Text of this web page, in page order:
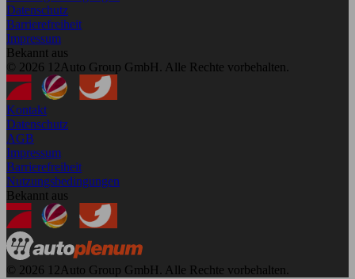
Datenschutz
Barrierefreiheit
Impressum
Bekannt aus
© 2026 12Auto Group GmbH. Alle Rechte vorbehalten.
Kontakt
Datenschutz
AGB
Impressum
Barrierefreiheit
Nutzungsbedingungen
Bekannt aus
© 2026 12Auto Group GmbH. Alle Rechte vorbehalten.